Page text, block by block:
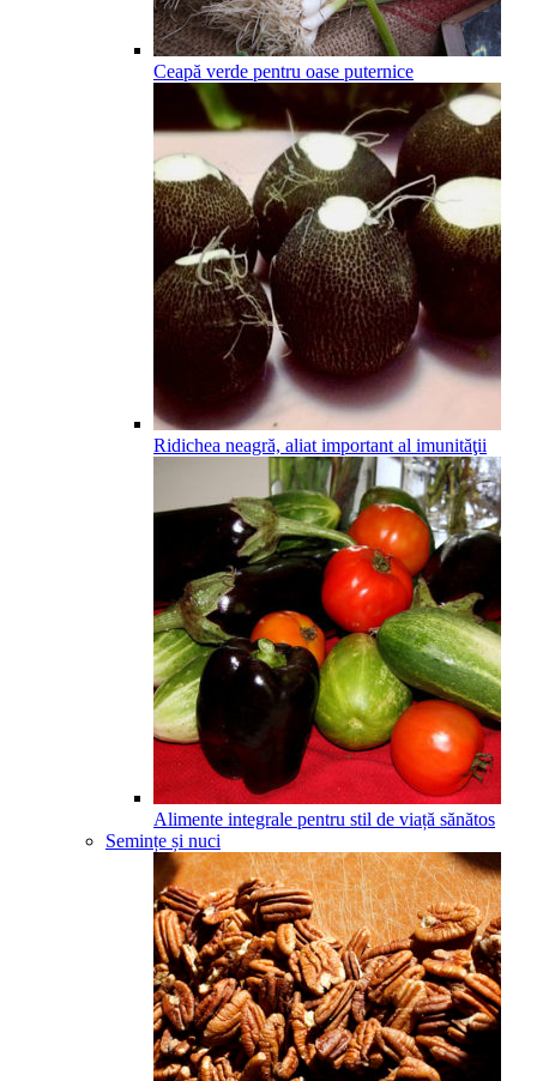
Ceapă verde pentru oase puternice
Ridichea neagră, aliat important al imunităţii
Alimente integrale pentru stil de viață sănătos
Semințe și nuci